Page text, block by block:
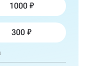
1000
300